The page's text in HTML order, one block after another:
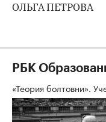
ОЛЬГА ПЕТРОВА
РБК
«Теория болтовни».